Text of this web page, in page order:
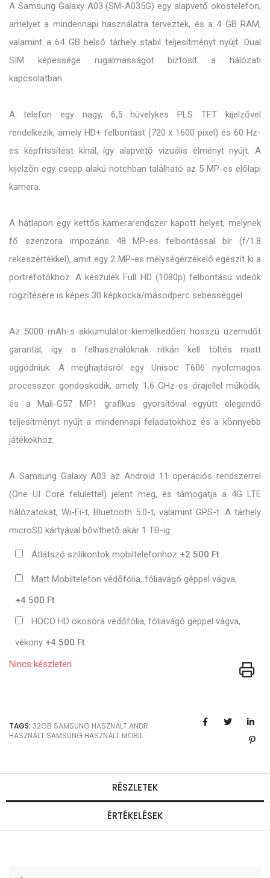
A Samsung Galaxy A03 (SM-A035G) egy alapvető okostelefon,
amelyet a mindennapi használatra terveztek, és a 4 GB RAM,
valamint a 64 GB belső tárhely stabil teljesítményt nyújt. Dual
SIM képessége rugalmasságot biztosít a hálózati
kapcsolatban.
A telefon egy nagy, 6,5 hüvelykes PLS TFT kijelzővel
rendelkezik, amely HD+ felbontást (720 x 1600 pixel) és 60 Hz-
es képfrissítést kínál, így alapvető vizuális élményt nyújt. A
kijelzőn egy csepp alakú notchban található az 5 MP-es előlapi
kamera.
A hátlapon egy kettős kamerarendszer kapott helyet, melynek
fő szenzora impozáns 48 MP-es felbontással bír (f/1.8
rekeszértékkel), amit egy 2 MP-es mélységérzékelő egészít ki a
portréfotókhoz. A készülék Full HD (1080p) felbontású videók
rögzítésére is képes 30 képkocka/másodperc sebességgel.
Az 5000 mAh-s akkumulátor kiemelkedően hosszú üzemidőt
garantál, így a felhasználóknak ritkán kell töltés miatt
aggódniuk. A meghajtásról egy Unisoc T606 nyolcmagos
processzor gondoskodik, amely 1,6 GHz-es órajellel működik,
és a Mali-G57 MP1 grafikus gyorsítóval együtt elegendő
teljesítményt nyújt a mindennapi feladatokhoz és a könnyebb
játékokhoz.
A Samsung Galaxy A03 az Android 11 operációs rendszerrel
(One UI Core felülettel) jelent meg, és támogatja a 4G LTE
hálózatokat, Wi-Fi-t, Bluetooth 5.0-t, valamint GPS-t. A tárhely
microSD kártyával bővíthető akár 1 TB-ig.
Átlátszó szilikontok mobiltelefonhoz +2 500 Ft
Matt Mobiltelefon védőfólia, fóliavágó géppel vágva,
+4 500 Ft
HOCO HD okosóra védőfólia, fóliavágó géppel vágva,
vékony +4 500 Ft
Nincs készleten
TAGS: 32GB SAMSUNG HASZNÁLT ANDR
HASZNÁLT SAMSUNG HASZNÁLT MOBIL
RÉSZLETEK
ÉRTÉKELÉSEK